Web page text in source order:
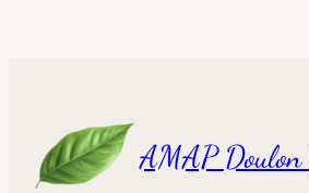
AMAP Doulon